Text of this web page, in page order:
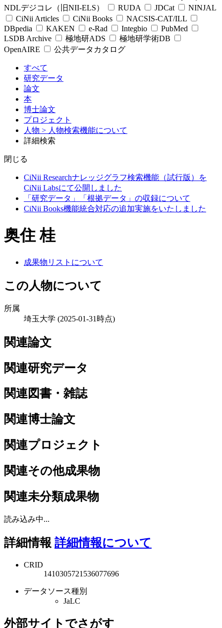
NDLデジコレ（旧NII-ELS）
RUDA JDCat
NINJAL
CiNii Articles
CiNii Books
NACSIS-CAT/ILL
DBpedia
KAKEN e-Rad Integbio
PubMed
LSDB Archive
極地研ADS
極地研学術DB
OpenAIRE
公共データカタログ
すべて
研究データ
論文
本
博士論文
プロジェクト
人物 > 人物検索機能について
詳細検索
閉じる
CiNii Researchナレッジグラフ検索機能（試行版）を
CiNii Labsにて公開しました
「研究データ」「根拠データ」の収録について
CiNii Books機能統合対応の追加実施をいたしました
奥住 桂
成果物リストについて
この人物について
所属
埼玉大学 (2025-01-31時点)
関連論文
関連研究データ
関連図書・雑誌
関連博士論文
関連プロジェクト
関連その他成果物
関連未分類成果物
読み込み中...
詳細情報 詳細情報について
CRID
1410305721536077696
データソース種別
JaLC
外部サイトでさがす